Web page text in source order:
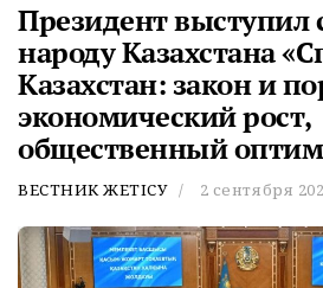
Президент выступил
народу Казахстана
Казахстан: закон и
экономический рост,
общественный
ВЕСТНИК ЖЕТІСУ 2 сентября